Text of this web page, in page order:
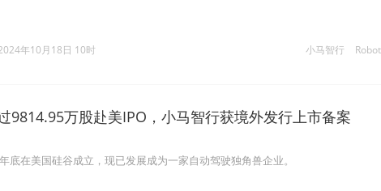
小马智行
年10月18日 10时
9814.95万股赴美IPO，小马智行获境外发行上市备案
底在美国硅谷成立，现已发展成为一家自动驾驶独角兽企业。